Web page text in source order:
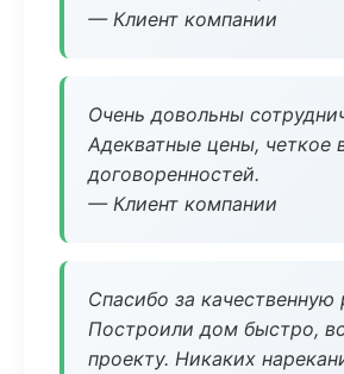
— Клиент компании
Очень довольны
Адекватные цены, четкое
договоренностей.
— Клиент компании
Спасибо за качественную
Построили дом быстро,
проекту. Никаких